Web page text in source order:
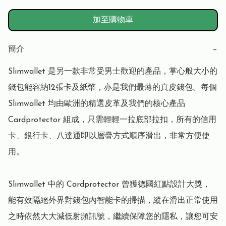
加至購物車
簡介 −
Slimwallet 是另一款非常受男士歡迎的產品，掌心般大小的
錢包能容納12張卡及紙幣，亦是我們最薄的真皮錢包。每個
Slimwallet 均由歐洲的精選皮革及我們的核心產品
Cardprotector 組成，只需輕輕一拉底部拉扣，所有的信用
卡、銀行卡、八達通即以層疊方式順序滑出，非常方便使
用。
Slimwallet 中的 Cardprotector 曾獲德國紅點設計大獎，
能有效隔絕外界對錢包內智能卡的掃描，縱在滑出正常使用
之時依然大大減低射頻訊號，繼續保障您的隱私，讓您可安